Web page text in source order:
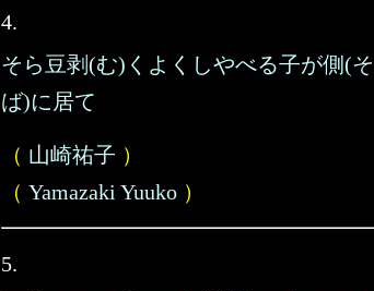
4.
そら豆剥(む)くよくしやべる子が側(そ
ば)に居て
（ 山崎祐子 ）
（ Yamazaki Yuuko ）
5.